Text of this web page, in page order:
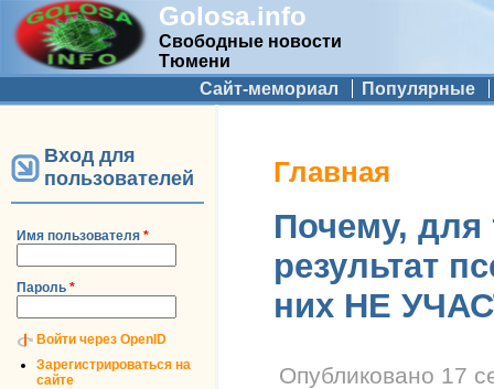
Golosa.info
Свободные новости
Тюмени
Дополнительное меню
Сайт-мемориал Популярные
Вход для
пользователей
Имя пользователя *
Пароль *
Войти через OpenID
Зарегистрироваться на
сайте
Вы здесь
Главная
Почему, для
результат
них НЕ
Опубликовано 17